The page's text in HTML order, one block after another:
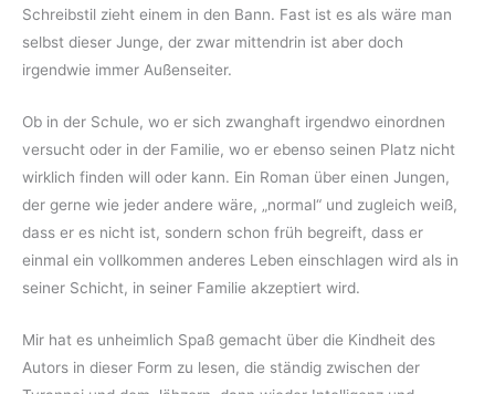
Schreibstil zieht einem in den Bann. Fast ist es als wäre man
selbst dieser Junge, der zwar mittendrin ist aber doch
irgendwie immer Außenseiter.
Ob in der Schule, wo er sich zwanghaft irgendwo einordnen
versucht oder in der Familie, wo er ebenso seinen Platz nicht
wirklich finden will oder kann. Ein Roman über einen Jungen,
der gerne wie jeder andere wäre, „normal“ und zugleich weiß,
dass er es nicht ist, sondern schon früh begreift, dass er
einmal ein vollkommen anderes Leben einschlagen wird als in
seiner Schicht, in seiner Familie akzeptiert wird.
Mir hat es unheimlich Spaß gemacht über die Kindheit des
Autors in dieser Form zu lesen, die ständig zwischen der